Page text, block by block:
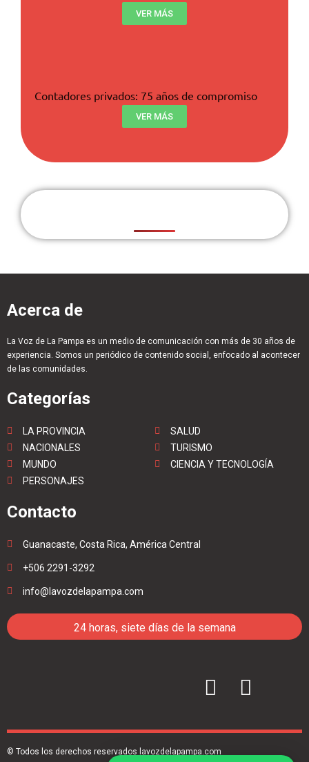
VER MÁS
Contadores privados: 75 años de compromiso
VER MÁS
Acerca de
La Voz de La Pampa es un medio de comunicación con más de 30 años de
experiencia. Somos un periódico de contenido social, enfocado al acontecer
de las comunidades.
Categorías
LA PROVINCIA
NACIONALES
MUNDO
PERSONAJES
SALUD
TURISMO
CIENCIA Y TECNOLOGÍA
Contacto
Guanacaste, Costa Rica, América Central
+506 2291-3292
info@lavozdelapampa.com
24 horas, siete días de la semana
© Todos los derechos reservados lavozdelapampa.com